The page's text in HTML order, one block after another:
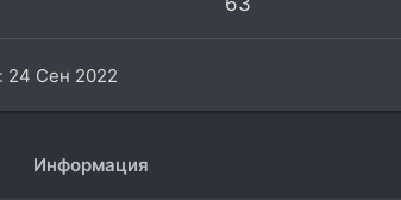
24 Сен 2022
Информация